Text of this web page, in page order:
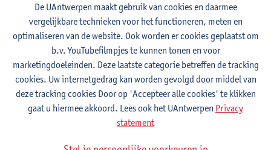
Accountancy
1E/2E SEM
6studiepunten
Lesgever(s):
Tom Van Caneghem Christine Lippens
Domein 6. Kwantitatieve methoden
Beschrijvende statistiek en kansrekenen
2E SEM
3studiepunten
Stephan Van der Veeken
De UAntwerpen maakt gebruik van cookies en daarmee
vergelijkbare technieken voor het functioneren, meten en
optimaliseren van de website. Ook worden er cookies geplaatst om
b.v. YouTubefilmpjes te kunnen tonen en voor
marketingdoeleinden. Deze laatste categorie betreffen de tracking
cookies. Uw internetgedrag kan worden gevolgd door middel van
deze tracking cookies Door op 'Accepteer alle cookies' te klikken
gaat u hiermee akkoord. Lees ook het UAntwerpen Privacy
statement